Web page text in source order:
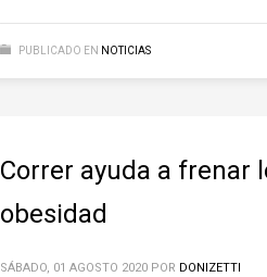
PUBLICADO EN NOTICIAS
Correr ayuda a frenar
obesidad
SÁBADO, 01 AGOSTO 2020 POR DONIZETTI